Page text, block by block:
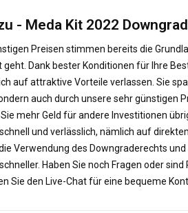
- Meda Kit 2022
Preisen stimmen bereits die
Dank bester Konditionen für Ihre
auf attraktive Vorteile verlassen. Sie
auch durch unsere sehr günstigen
mehr Geld für andere Investitionen
und verlässlich, nämlich auf
Verwendung des Downgraderechts
Haben Sie noch Fragen oder
Sie den Live-Chat für eine bequeme